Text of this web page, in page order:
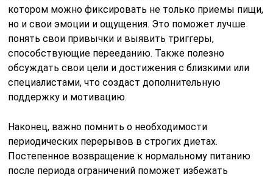
котором можно фиксировать не только приемы пищи,
но и свои эмоции и ощущения. Это поможет лучше
понять свои привычки и выявить триггеры,
способствующие перееданию. Также полезно
обсуждать свои цели и достижения с близкими или
специалистами, что создаст дополнительную
поддержку и мотивацию.
Наконец, важно помнить о необходимости
периодических перерывов в строгих диетах.
Постепенное возвращение к нормальному питанию
после периода ограничений поможет избежать